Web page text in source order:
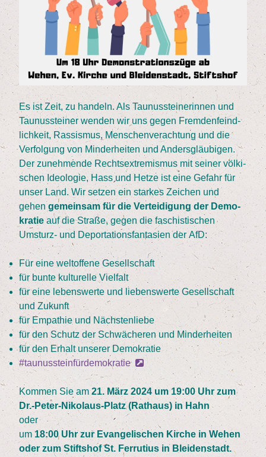
Es ist Zeit, zu han­deln. Als Tau­nus­stei­ne­rin­nen und
Tau­nus­stei­ner wen­den wir uns gegen Frem­den­feind­
lich­keit, Ras­sis­mus, Men­schen­ver­ach­tung und die
Ver­fol­gung von Min­der­hei­ten und Anders­gläu­bi­gen.
Der zuneh­men­de Rechts­extre­mis­mus mit sei­ner völ­ki­
schen Ideo­lo­gie, Hass und Het­ze ist eine Gefahr für
unser Land. Wir set­zen ein star­kes Zei­chen und
gehengemein­sam für die Ver­tei­di­gung der Demo­
kra­tie auf die Stra­ße, gegen die faschis­ti­schen
Umsturz- und Depor­ta­ti­ons­fan­ta­sien der AfD:
Für eine welt­of­fe­ne Gesellschaft
für bun­te kul­tu­rel­le Vielfalt
für eine lebens­wer­te und lie­bens­wer­te Gesell­schaft
und Zukunft
für Empa­thie und Nächstenliebe
für den Schutz der Schwä­che­ren und Minderheiten
für den Erhalt unse­rer Demokratie
#tau­nus­stein­für­de­mo­kra­tie
Kom­men Sie am21. März 2024 um 19:00Uhr zum
Dr.-Peter-Nikolaus-Platz (Rat­haus) in Hahn
oder
um18:00Uhr zur Evan­ge­li­schen Kir­che in Wehen
oder zum Stifts­hof St. Fer­ru­ti­us in Blei­den­stadt.